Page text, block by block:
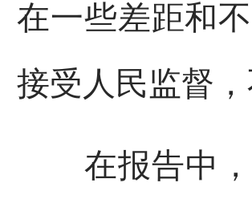
在一些差距和
接受人民监督
在报告中，